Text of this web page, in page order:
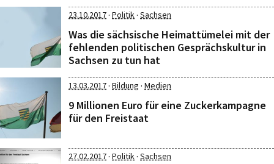
23.10.2017· Politik· Sachsen
Was die sächsische Heimattümelei mit der
fehlenden politischen Gesprächskultur in
Sachsen zu tun hat
13.03.2017· Bildung · Medien
9 Millionen Euro für eine Zuckerkampagne
für den Freistaat
27.02.2017· Politik· Sachsen